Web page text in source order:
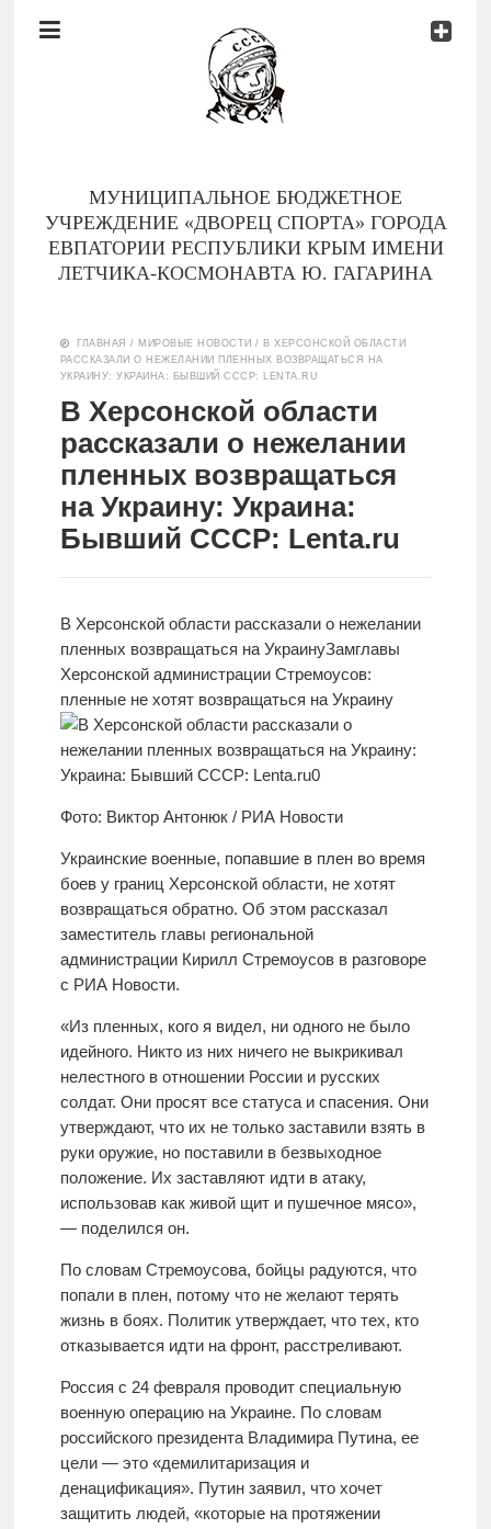
Документы
МУНИЦИПАЛЬНОЕ БЮДЖЕТНОЕ
УЧРЕЖДЕНИЕ «ДВОРЕЦ СПОРТА» ГОРОДА
ЕВПАТОРИИ РЕСПУБЛИКИ КРЫМ ИМЕНИ
ЛЕТЧИКА-КОСМОНАВТА Ю. ГАГАРИНА
Тренеры
Документы
Контакты
Новости
Родителям
О
Версия для
слабовидящих
ГЛАВНАЯ / МИРОВЫЕ НОВОСТИ / В ХЕРСОНСКОЙ ОБЛАСТИ
РАССКАЗАЛИ О НЕЖЕЛАНИИ ПЛЕННЫХ ВОЗВРАЩАТЬСЯ НА
УКРАИНУ: УКРАИНА: БЫВШИЙ СССР: LENTA.RU
В Херсонской области
рассказали о нежелании
пленных возвращаться
на Украину: Украина:
Бывший СССР: Lenta.ru
В Херсонской области рассказали о нежелании
пленных возвращаться на УкраинуЗамглавы
Херсонской администрации Стремоусов:
пленные не хотят возвращаться на Украину
Фото: Виктор Антонюк / РИА Новости
Украинские военные, попавшие в плен во время
боев у границ Херсонской области, не хотят
возвращаться обратно. Об этом рассказал
заместитель главы региональной
администрации Кирилл Стремоусов в разговоре
с РИА Новости.
«Из пленных, кого я видел, ни одного не было
идейного. Никто из них ничего не выкрикивал
нелестного в отношении России и русских
солдат. Они просят все статуса и спасения. Они
утверждают, что их не только заставили взять в
руки оружие, но поставили в безвыходное
положение. Их заставляют идти в атаку,
использовав как живой щит и пушечное мясо»,
— поделился он.
По словам Стремоусова, бойцы радуются, что
попали в плен, потому что не желают терять
жизнь в боях. Политик утверждает, что тех, кто
отказывается идти на фронт, расстреливают.
Россия с 24 февраля проводит специальную
военную операцию на Украине. По словам
российского президента Владимира Путина, ее
цели — это «демилитаризация и
денацификация». Путин заявил, что хочет
защитить людей, «которые на протяжении